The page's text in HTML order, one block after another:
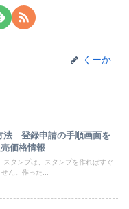
くーか
法 登録申請の手順画面を
価格情報
タンプは、スタンプを作ればすぐ
ん。作った...